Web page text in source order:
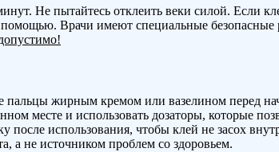
Не пытайтесь отклеить веки силой. Если
Врачи имеют специальные безопасные
пальцы жирным кремом или вазелином перед
месте и использовать дозаторы, которые
использования, чтобы клей не засох
а не источником проблем со здоровьем.